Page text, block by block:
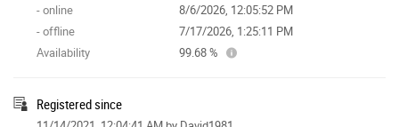
- online
8/6/2026, 12:05:52 PM
- offline
7/17/2026, 1:25:11 PM
Availability
99.68 %
Registered since